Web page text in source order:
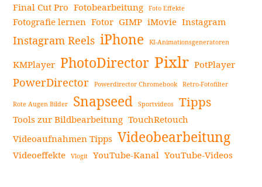
Final Cut Pro Fotobearbeitung Foto Effekte
Fotografie lernen Fotor GIMP iMovie Instagram
Instagram Reels iPhone KI-Animationsgeneratoren
KMPlayer PhotoDirector Pixlr PotPlayer
PowerDirector Powerdirector Chromebook Retro-Fotofilter
Rote Augen Bilder Snapseed Sportvideos Tipps
Tools zur Bildbearbeitung TouchRetouch
Videoaufnahmen Tipps Videobearbeitung
Videoeffekte Vlogit YouTube-Kanal YouTube-Videos